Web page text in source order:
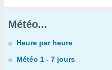
Météo...
Heure par heure
Météo 1 - 7 jours